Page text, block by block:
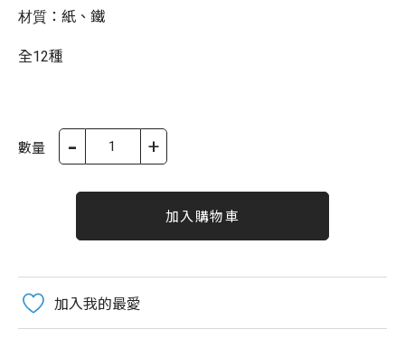
材質 ：紙、鐵
全12種
數量 - +
加入購物車
加入我的最愛